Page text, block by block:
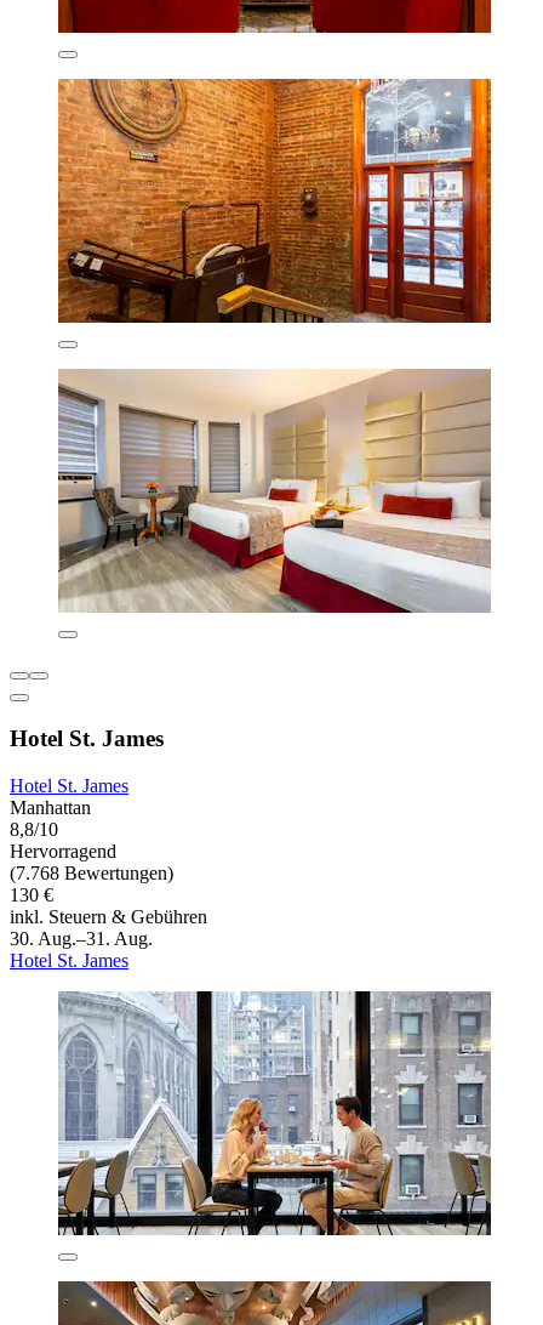
Hotel St. James
Hotel St. James
Manhattan
8,8/10
Hervorragend
(7.768 Bewertungen)
130 €
inkl. Steuern & Gebühren
30. Aug.–31. Aug.
Hotel St. James